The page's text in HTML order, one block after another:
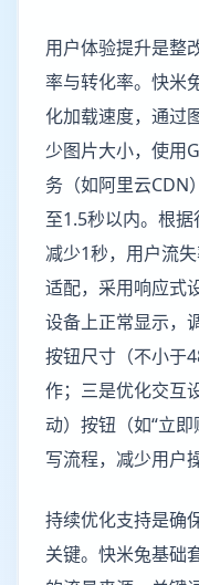
用户体验提升是整
率与转化率。快米
化加载速度，通过
少图片大小，使用
务（如阿里云CDN
至1.5秒以内。根
减少1秒，用户流
适配，采用响应式
设备上正常显示，
按钮尺寸（不小于
作；三是优化交互
动）按钮（如“立
写流程，减少用户
持续优化支持是确
关键。快米兔基础